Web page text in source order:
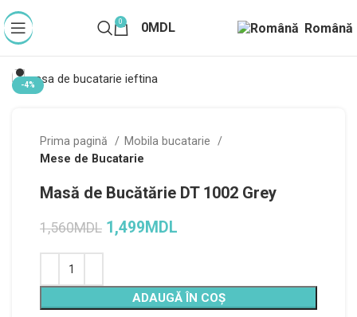
0 0MDL Română
-4%
Prima pagină
Mobila bucatarie
Mese de Bucatarie
Masă de Bucătărie DT 1002 Grey
1,560MDL 1,499MDL
ADAUGĂ ÎN COȘ
Alternative: